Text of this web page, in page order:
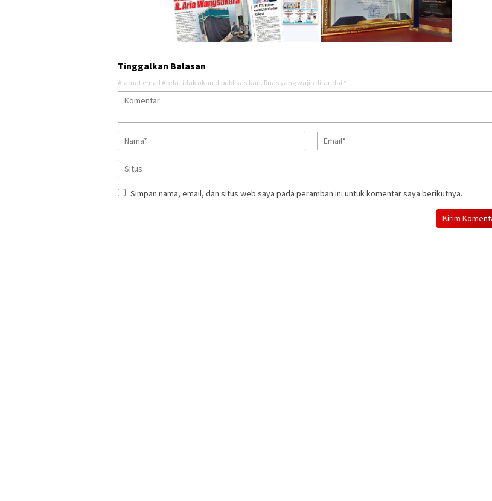
Tinggalkan Balasan
Alamat email Anda tidak akan dipublikasikan. Ruas yang wajib ditandai *
Simpan nama, email, dan situs web saya pada peramban ini untuk komentar saya berikutnya.